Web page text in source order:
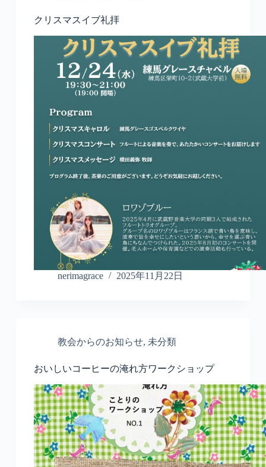
クリスマスイブ礼拝
nerimagrace 2025年11月22日
教会からのお知らせ, 未分類
おいしいコーヒーの淹れ方ワークショップ